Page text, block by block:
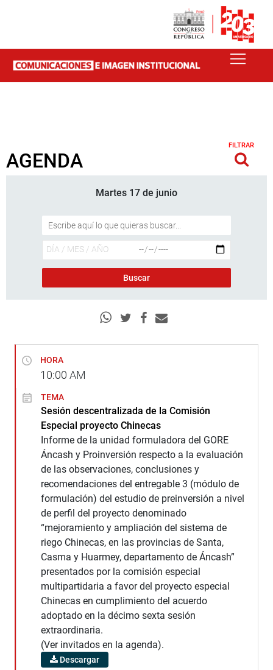
AGENDA
FILTRAR
Martes 17 de junio
HORA
10:00 AM
TEMA
Sesión descentralizada de la Comisión
Especial proyecto Chinecas
Informe de la unidad formuladora del GORE
Áncash y Proinversión respecto a la evaluación
de las observaciones, conclusiones y
recomendaciones del entregable 3 (módulo de
formulación) del estudio de preinversión a nivel
de perfil del proyecto denominado
“mejoramiento y ampliación del sistema de
riego Chinecas, en las provincias de Santa,
Casma y Huarmey, departamento de Áncash”
presentados por la comisión especial
multipartidaria a favor del proyecto especial
Chinecas en cumplimiento del acuerdo
adoptado en la décimo sexta sesión
extraordinaria.
(Ver invitados en la agenda).
Descargar